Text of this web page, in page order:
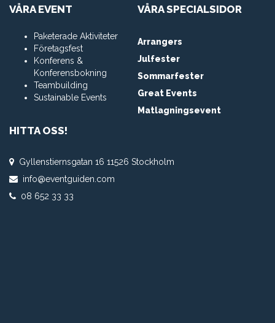
VÅRA EVENT
Paketerade Aktiviteter
Företagsfest
Konferens &
Konferensbokning
Teambuilding
Sustainable Events
VÅRA SPECIALSIDOR
Arrangers
Julfester
Sommarfester
Great Events
Matlagningsevent
HITTA OSS!
Gyllenstiernsgatan 16 11526 Stockholm
info@eventguiden.com
08 652 33 33